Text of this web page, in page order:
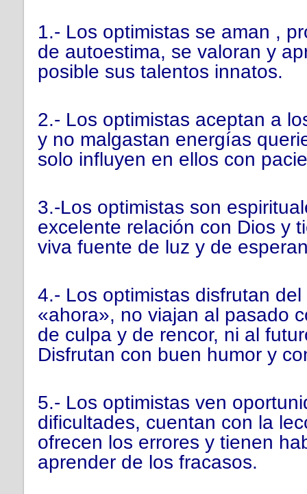
1.- Los optimistas se aman ,
de autoestima, se valoran y
posible sus talentos innatos.
2.- Los optimistas aceptan a
y no malgastan energías
solo influyen en ellos con
3.-Los optimistas son
excelente relación con Dios y
viva fuente de luz y de
4.- Los optimistas disfrutan
«ahora», no viajan al pasado
de culpa y de rencor, ni al
Disfrutan con buen humor y
5.- Los optimistas ven
dificultades, cuentan con la
ofrecen los errores y tienen
aprender de los fracasos.